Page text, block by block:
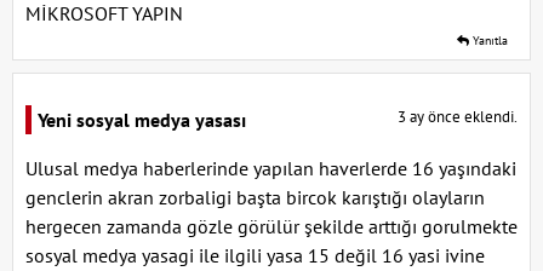
MİKROSOFT YAPIN
Yanıtla
Yeni sosyal medya yasası 3 ay önce eklendi.
Ulusal medya haberlerinde yapılan haverlerde 16 yaşındaki
genclerin akran zorbaligi başta bircok karıştığı olayların
hergecen zamanda gözle görülür şekilde arttığı gorulmekte
sosyal medya yasagi ile ilgili yasa 15 değil 16 yasi ivine